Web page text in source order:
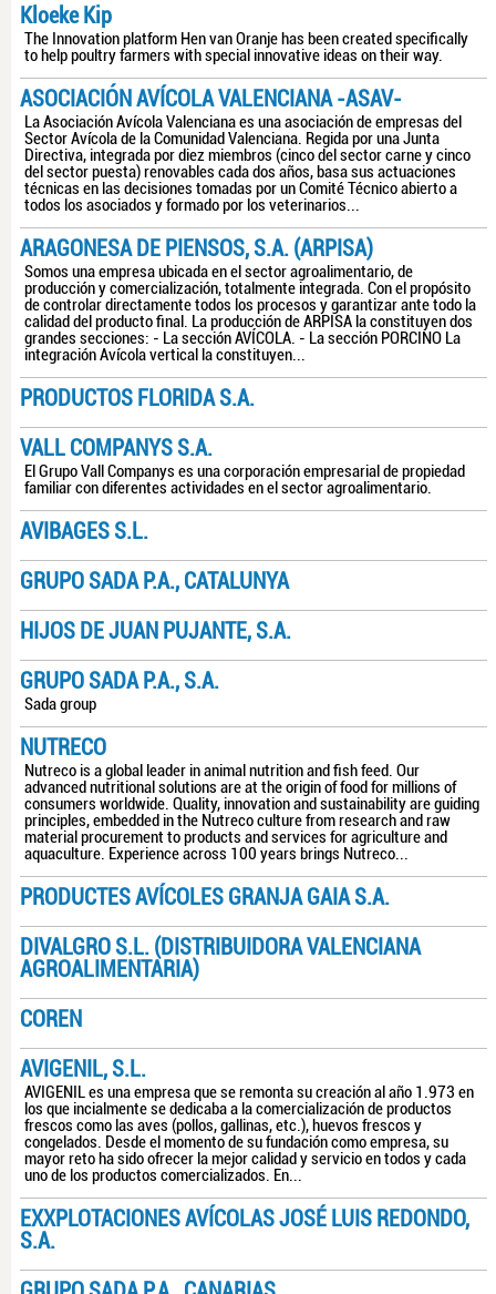
Kloeke Kip
The Innovation platform Hen van Oranje has been created specifically
to help poultry farmers with special innovative ideas on their way.
ASOCIACIÓN AVÍCOLA VALENCIANA -ASAV-
La Asociación Avícola Valenciana es una asociación de empresas del
Sector Avícola de la Comunidad Valenciana. Regida por una Junta
Directiva, integrada por diez miembros (cinco del sector carne y cinco
del sector puesta) renovables cada dos años, basa sus actuaciones
técnicas en las decisiones tomadas por un Comité Técnico abierto a
todos los asociados y formado por los veterinarios...
ARAGONESA DE PIENSOS, S.A. (ARPISA)
Somos una empresa ubicada en el sector agroalimentario, de
producción y comercialización, totalmente integrada. Con el propósito
de controlar directamente todos los procesos y garantizar ante todo la
calidad del producto final. La producción de ARPISA la constituyen dos
grandes secciones: - La sección AVÍCOLA. - La sección PORCINO La
integración Avícola vertical la constituyen...
PRODUCTOS FLORIDA S.A.
VALL COMPANYS S.A.
El Grupo Vall Companys es una corporación empresarial de propiedad
familiar con diferentes actividades en el sector agroalimentario.
AVIBAGES S.L.
GRUPO SADA P.A., CATALUNYA
HIJOS DE JUAN PUJANTE, S.A.
GRUPO SADA P.A., S.A.
Sada group
NUTRECO
Nutreco is a global leader in animal nutrition and fish feed. Our
advanced nutritional solutions are at the origin of food for millions of
consumers worldwide. Quality, innovation and sustainability are guiding
principles, embedded in the Nutreco culture from research and raw
material procurement to products and services for agriculture and
aquaculture. Experience across 100 years brings Nutreco...
PRODUCTES AVÍCOLES GRANJA GAIA S.A.
DIVALGRO S.L. (DISTRIBUIDORA VALENCIANA
AGROALIMENTARIA)
COREN
AVIGENIL, S.L.
AVIGENIL es una empresa que se remonta su creación al año 1.973 en
los que incialmente se dedicaba a la comercialización de productos
frescos como las aves (pollos, gallinas, etc.), huevos frescos y
congelados. Desde el momento de su fundación como empresa, su
mayor reto ha sido ofrecer la mejor calidad y servicio en todos y cada
uno de los productos comercializados. En...
EXXPLOTACIONES AVÍCOLAS JOSÉ LUIS REDONDO,
S.A.